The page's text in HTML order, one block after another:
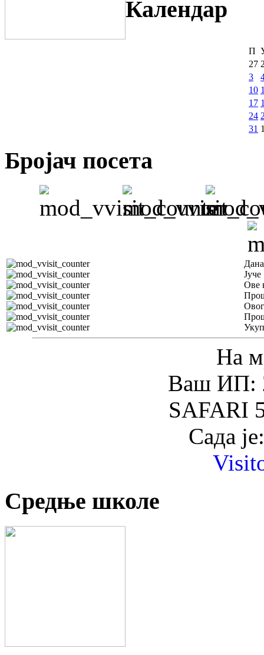
Календар
П
27
3
10
17
24
31
Бројач посета
Јуче
Ове
На
Ваш ИП:
SAFARI
Сада
Средње школе